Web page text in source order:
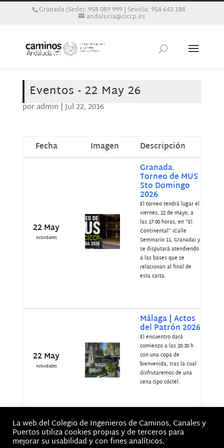
Granada (Sede): 958 089 999 | Sevilla: 954 643 188
andalucia@ciccp.es
Eventos - 22 May 26
poradmin |Jul 22, 2016
Fecha Imagen Descripción
22 May
Actividades
Granada.
Torneo de MUS
Sto Domingo
2026
El torneo tendrá lugar el
viernes, 22 de mayo, a
las 17:00 horas, en “El
Continental” (Calle
Seminario 11, Granada) y
se disputará atendiendo
a las bases que se
relacionan al final de
esta carta.
22 May
Actividades
Málaga | Actos
del Patrón 2026
El encuentro dará
comienzo a las 20:30 h
con una copa de
bienvenida, tras la cual
disfrutaremos de una
cena tipo cóctel.
La web del Colegio de Ingenieros de Caminos, Canales y
Puertos utiliza cookies propias y de terceros para
mejorar su usabilidad y con fines analíticos.